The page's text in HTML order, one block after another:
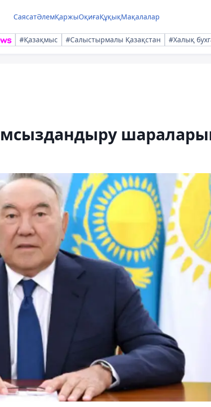
СаясатӘлемҚаржыОқиғаҚұқықМақалалар
#Қазақмыс #Салыстырмалы Қазақстан #Халық